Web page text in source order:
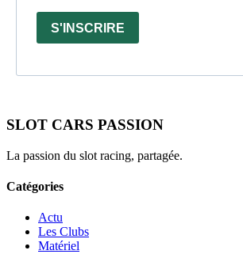
S'INSCRIRE
SLOT CARS PASSION
La passion du slot racing, partagée.
Catégories
Actu
Les Clubs
Matériel